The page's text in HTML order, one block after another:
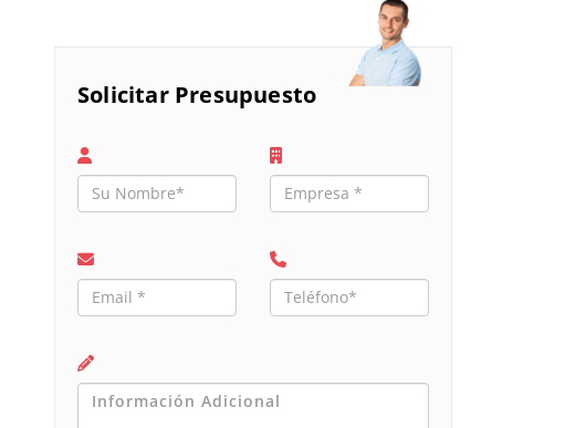
Solicitar Presupuesto